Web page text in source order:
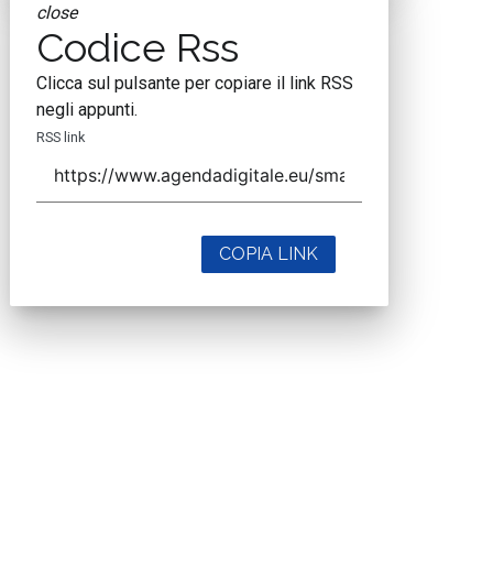
close
Codice Rss
Clicca sul pulsante per copiare il link RSS
negli appunti.
RSS link
COPIA LINK